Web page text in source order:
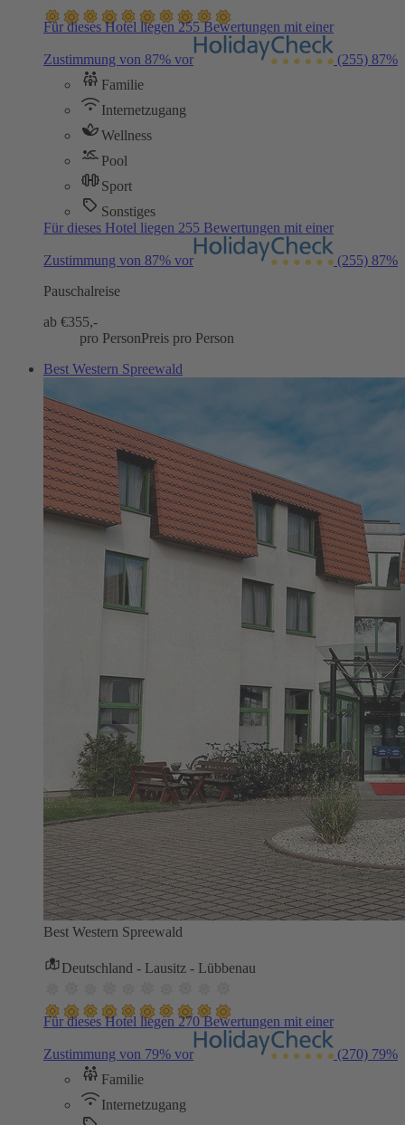
Für dieses Hotel liegen 255 Bewertungen mit einer
Zustimmung von 87% vor (255) 87%
Familie
Internetzugang
Wellness
Pool
Sport
Sonstiges
Für dieses Hotel liegen 255 Bewertungen mit einer
Zustimmung von 87% vor (255) 87%
Pauschalreise
ab €355,-
pro PersonPreis pro Person
Best Western Spreewald
Best Western Spreewald
Deutschland - Lausitz - Lübbenau
Für dieses Hotel liegen 270 Bewertungen mit einer
Zustimmung von 79% vor (270) 79%
Familie
Internetzugang